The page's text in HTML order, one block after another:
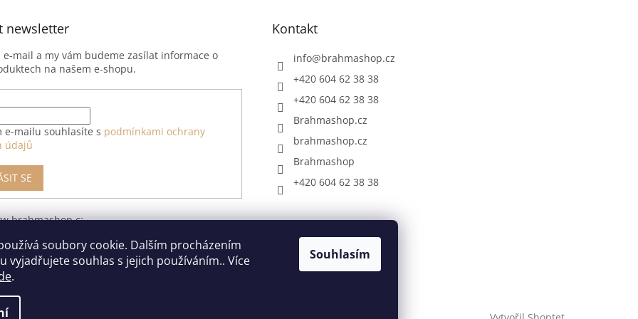
soubory cookie. Dalším procházením
vyjadřujete souhlas s jejich používáním.. Více
.
Souhlasím
newsletter
e-mail a my vám budeme zasílat informace o
na našem e-shopu.
e-mailu souhlasíte s podmínkami ochrany
údajů
SE
Kontakt
info@brahmashop.cz
+420 604 62 38 38
+420 604 62 38 38
Brahmashop.cz
brahmashop.cz
Brahmashop
+420 604 62 38 38
formular-